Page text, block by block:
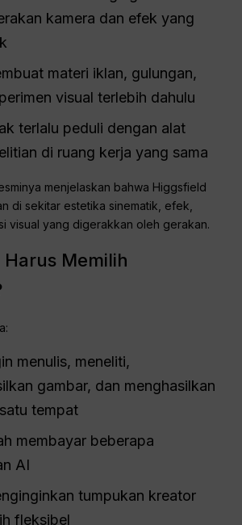
kamera dan efek yang
materi iklan, gulungan,
visual terlebih dahulu
terlalu peduli dengan alat
di ruang kerja yang sama
menjelaskan bahwa Higgsfield
di sekitar estetika sinematik, efek,
visual yang digerakkan oleh gerakan.
Memilih
menulis, meneliti,
gambar, dan menghasilkan
tempat
membayar beberapa
AI
tumpukan kreator
fleksibel